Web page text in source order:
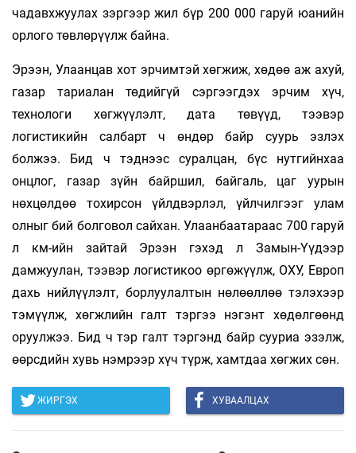
чадавхжуулах зэргээр жил бүр 200 000 гаруй юанийн
орлого төвлөрүүлж байна.
Эрээн, Улаанцав хот эрчимтэй хөгжиж, хөдөө аж ахуй,
газар тариалан төдийгүй сэргээг­дэх эрчим хүч,
технологи хөгжүүлэлт, дата төвүүд, тээвэр
логистикийн салбарт ч өндөр байр суурь эзлэх
болжээ. Бид ч тэднээс суралцан, бүс нутгийнхаа
онцлог, газар зүйн байршил, байгаль, цаг уурын
нөхцөлдөө тохирсон үйлдвэрлэл, үйлчилгээг улам
олныг бий болговол сайхан. Улаанбаатараас 700 гаруй
л км-ийн зайтай Эрээн гэхэд л Замын-Үүдээр
дамжуулан, тээвэр логистикоо өргөжүүлж, ОХУ, Европ
дахь нийлүүлэлт, борлуулалтын нөлөөллөө тэлэхээр
тэмүүлж, хөгжлийн галт тэргээ нэгэнт хөдөлгөөнд
оруулжээ. Бид ч тэр галт тэргэнд байр сууриа эзэлж,
өөрсдийн хувь нэмрээр хүч түрж, хамтдаа хөгжих сөн.
ЖИРГЭХ ХУВААЛЦАХ